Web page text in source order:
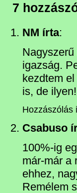
7
NM írta:
igazság.
kezdtem
is, de
Hozzászólás
Csabuso
100%-ig
már-már a
ehhez,
Remélem